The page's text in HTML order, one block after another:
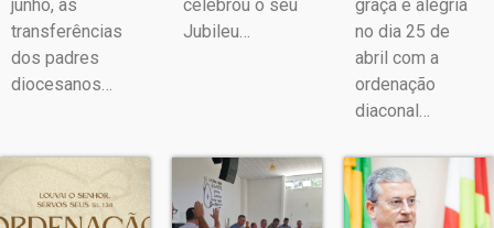
junho, as
transferências
dos padres
diocesanos…
celebrou o seu
Jubileu…
graça e alegria
no dia 25 de
abril com a
ordenação
diaconal…